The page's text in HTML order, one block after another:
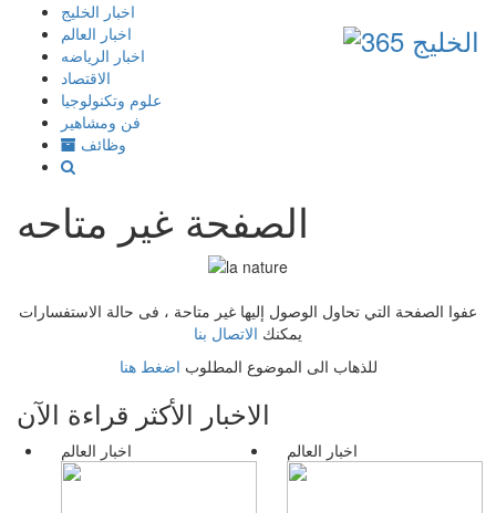
إذهب
المحتوى
اخبار الخليج
اخبار العالم
اخبار الرياضه
الاقتصاد
علوم وتكنولوجيا
فن ومشاهير
وظائف
الصفحة غير متاحه
عفوا الصفحة التي تحاول الوصول إليها غير متاحة ، فى حالة الاستفسارات
يمكنك الاتصال بنا
للذهاب الى الموضوع المطلوب اضغط هنا
الاخبار الأكثر قراءة الآن
اخبار العالم اخبار العالم